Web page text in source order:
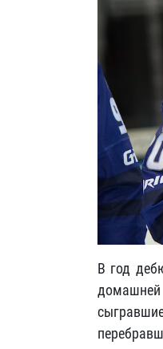
В год
домашней